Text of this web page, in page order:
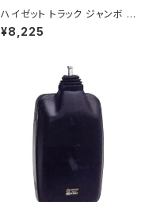
ハイゼット トラック ジャンボ S5
00P S510P S500 S510 系 ワ
イド ドアバイザー止め具付ピク
¥8,225